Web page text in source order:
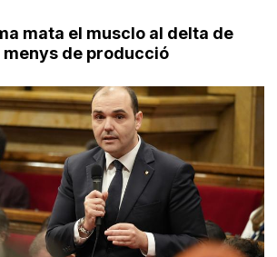
mata el musclo al delta de
menys de producció